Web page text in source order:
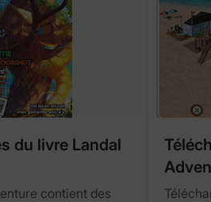
du livre Landal
contient des